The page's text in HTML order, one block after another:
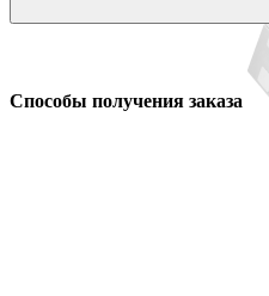
Способы получения заказа